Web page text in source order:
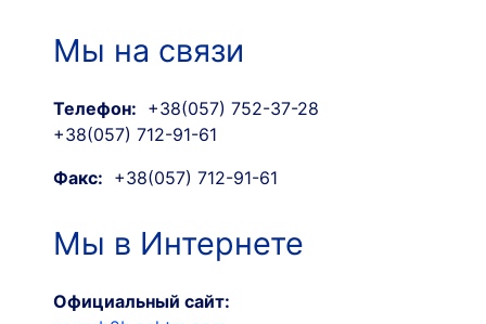
Мы на связи
Телефон: +38(057) 752-37-28
+38(057) 712-91-61
Факс: +38(057) 712-91-61
Мы в Интернете
Официальный сайт: